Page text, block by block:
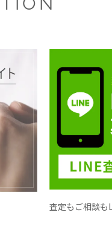
査定もご相談も